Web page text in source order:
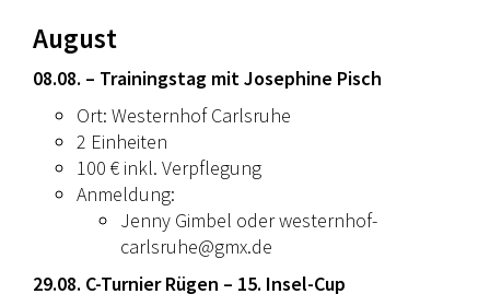
August
08.08. – Trainingstag mit Josephine Pisch
Ort: Westernhof Carlsruhe
2 Einheiten
100 € inkl. Verpflegung
Anmeldung:
Jenny Gimbel oder westernhof-
carlsruhe@gmx.de
29.08. C-Turnier Rügen – 15. Insel-Cup